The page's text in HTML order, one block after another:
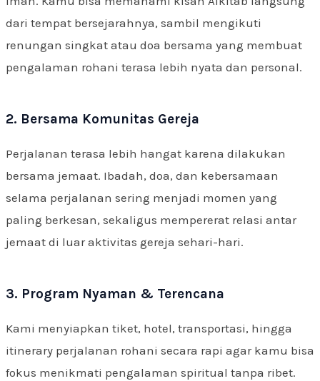
dari tempat bersejarahnya, sambil mengikuti
renungan singkat atau doa bersama yang membuat
pengalaman rohani terasa lebih nyata dan personal.
2. Bersama Komunitas Gereja
Perjalanan terasa lebih hangat karena dilakukan
bersama jemaat. Ibadah, doa, dan kebersamaan
selama perjalanan sering menjadi momen yang
paling berkesan, sekaligus mempererat relasi antar
jemaat di luar aktivitas gereja sehari-hari.
3. Program Nyaman & Terencana
Kami menyiapkan tiket, hotel, transportasi, hingga
itinerary perjalanan rohani secara rapi agar kamu bisa
fokus menikmati pengalaman spiritual tanpa ribet.